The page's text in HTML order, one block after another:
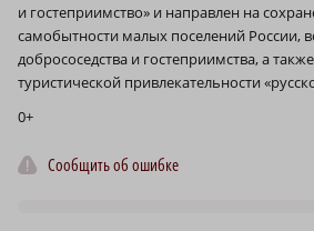
и гостеприимство» и направлен на
самобытности малых поселений России,
добрососедства и гостеприимства, а
туристической привлекательности
0+
Сообщить об ошибке